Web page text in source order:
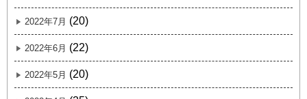
2022年7月 (20)
2022年6月 (22)
2022年5月 (20)